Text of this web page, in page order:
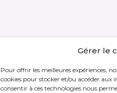
Gérer le
Pour offrir les meilleures expériences,
cookies pour stocker et/ou accéder aux
consentir à ces technologies nous